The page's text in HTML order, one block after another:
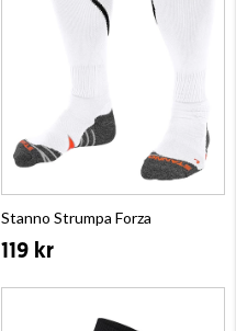
Stanno Strumpa Forza
119 kr